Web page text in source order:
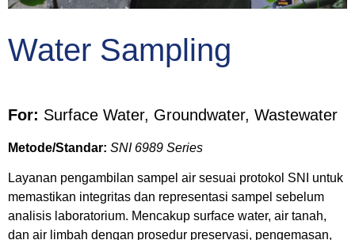
Water Sampling
For: Surface Water, Groundwater, Wastewater
Metode/Standar: SNI 6989 Series
Layanan pengambilan sampel air sesuai protokol SNI untuk
memastikan integritas dan representasi sampel sebelum
analisis laboratorium. Mencakup surface water, air tanah,
dan air limbah dengan prosedur preservasi, pengemasan,